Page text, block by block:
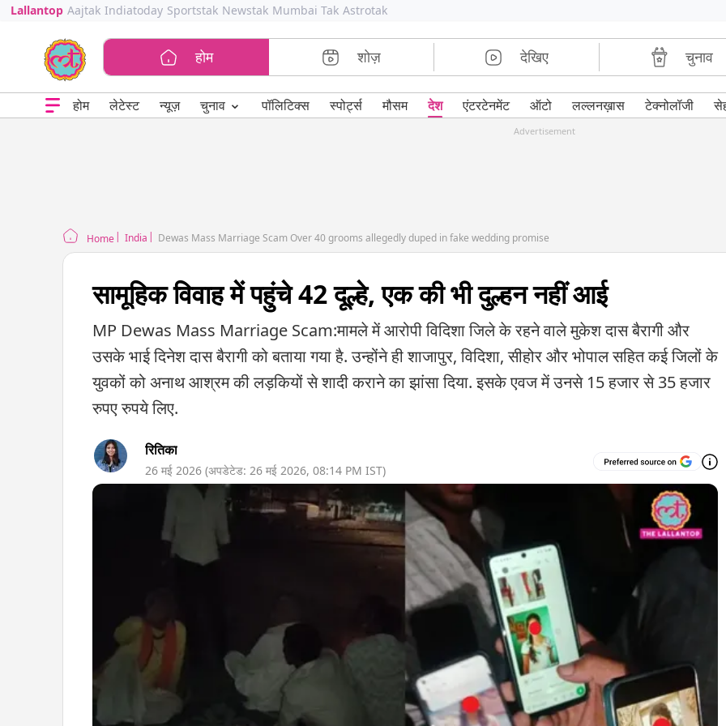
Lallantop Aajtak Indiatoday Sportstak Newstak Mumbai Tak Astrotak
होम शोज़ देखिए चुनाव
होम लेटेस्ट न्यूज़ चुनाव ⌄ पॉलिटिक्स स्पोर्ट्स मौसम देश एंटरटेनमेंट ऑटो लल्लनख़ास टेक्नोलॉजी
Advertisement
Home India Dewas Mass Marriage Scam Over 40 grooms allegedly duped in fake wedding promise
सामूहिक विवाह में पहुंचे 42 दूल्हे, एक की भी दुल्हन नहीं आई
MP Dewas Mass Marriage Scam:मामले में आरोपी विदिशा जिले के रहने वाले मुकेश दास बैरागी और
उसके भाई दिनेश दास बैरागी को बताया गया है. उन्होंने ही शाजापुर, विदिशा, सीहोर और भोपाल सहित कई जिलों के
युवकों को अनाथ आश्रम की लड़कियों से शादी कराने का झांसा दिया. इसके एवज में उनसे 15 हजार से 35 हजार
रुपए रुपये लिए.
रितिका
26 मई 2026 (अपडेटेड: 26 मई 2026, 08:14 PM IST)